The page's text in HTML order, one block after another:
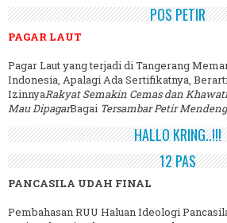
POS PETIR
PAGAR LAUT
Pagar Laut yang terjadi di Tangerang
Indonesia, Apalagi Ada Sertifikatnya,
IzinnyaRakyat Semakin Cemas dan
Mau DipagarBagai Tersambar Petir
HALLO KRING..!!!
12 PAS
PANCASILA UDAH FINAL
Pembahasan RUU Haluan Ideologi